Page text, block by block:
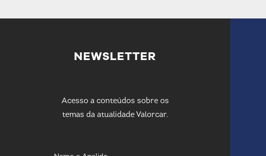
NEWSLETTER
Acesso a conteúdos sobre os
temas da atualidade Valorcar.